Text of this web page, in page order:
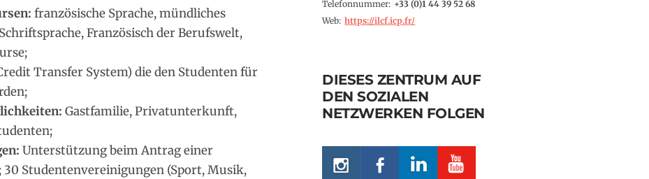
französische Sprache, mündliches
Französisch der Berufswelt,
Transfer System) die den Studenten für
Gastfamilie, Privatunterkunft,
Unterstützung beim Antrag einer
Studentenvereinigungen (Sport, Musik,
Telefonnummer
1 44 39 52 68
Web https://ilcf.icp.fr/
DIESES ZENTRUM AUF
DEN SOZIALEN
NETZWERKEN FOLGEN